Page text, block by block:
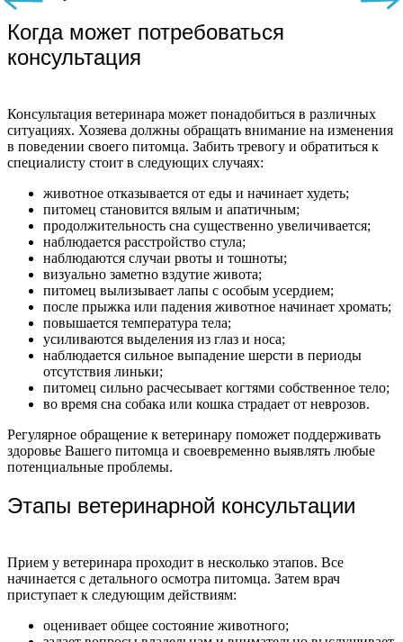
Когда может потребоваться
консультация
Консультация ветеринара может понадобиться в различных
ситуациях. Хозяева должны обращать внимание на изменения
в поведении своего питомца. Забить тревогу и обратиться к
специалисту стоит в следующих случаях:
животное отказывается от еды и начинает худеть;
питомец становится вялым и апатичным;
продолжительность сна существенно увеличивается;
наблюдается расстройство стула;
наблюдаются случаи рвоты и тошноты;
визуально заметно вздутие живота;
питомец вылизывает лапы с особым усердием;
после прыжка или падения животное начинает хромать;
повышается температура тела;
усиливаются выделения из глаз и носа;
наблюдается сильное выпадение шерсти в периоды
отсутствия линьки;
питомец сильно расчесывает когтями собственное тело;
во время сна собака или кошка страдает от неврозов.
Регулярное обращение к ветеринару поможет поддерживать
здоровье Вашего питомца и своевременно выявлять любые
потенциальные проблемы.
Этапы ветеринарной консультации
Прием у ветеринара проходит в несколько этапов. Все
начинается с детального осмотра питомца. Затем врач
приступает к следующим действиям:
оценивает общее состояние животного;